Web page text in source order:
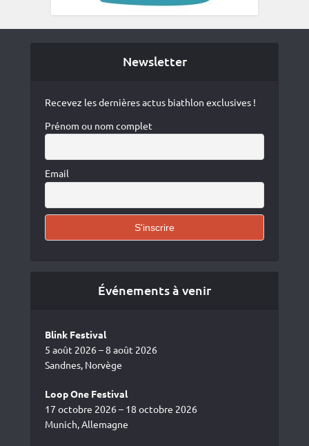
Newsletter
Recevez les dernières actus biathlon exclusives !
Prénom ou nom complet
Email
Événements à venir
Blink Festival
5 août 2026 – 8 août 2026
Sandnes, Norvège
Loop One Festival
17 octobre 2026 – 18 octobre 2026
Munich, Allemagne